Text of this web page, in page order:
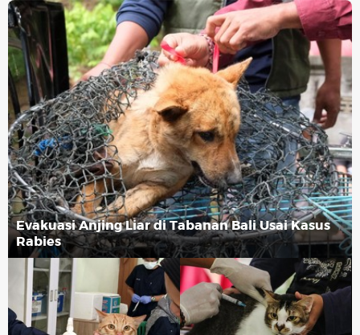
Evakuasi Anjing Liar di Tabanan Bali Usai Kasus
Rabies